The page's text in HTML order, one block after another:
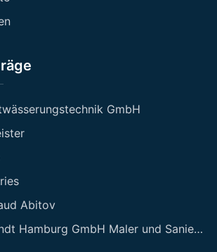
GmbH
Abitov
Profimaler Brandt Hamburg GmbH Maler und Sanierungsfirma Hamburg